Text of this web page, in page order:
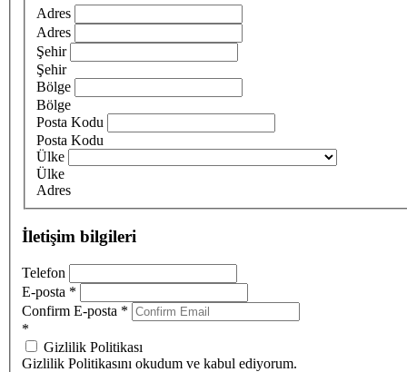
Adres
Adres
Şehir
Şehir
Bölge
Bölge
Posta Kodu
Posta Kodu
Ülke
Ülke
Adres
İletişim bilgileri
Telefon
E-posta *
Confirm E-posta *
*
Gizlilik Politikası
Gizlilik Politikasını okudum ve kabul ediyorum.